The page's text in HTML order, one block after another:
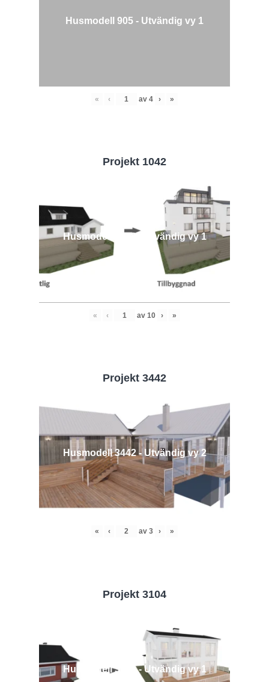
Husmodell 905 - Utvändig vy 1
« ‹ av 4 › »
Projekt 1042
Husmodell 1042 - Utvändig vy 1
« ‹ av 10 › »
Projekt 3442
Husmodell 3442 - Utvändig vy 2
« ‹ av 3 › »
Projekt 3104
Husmodell 3104 - Utvändig vy 1